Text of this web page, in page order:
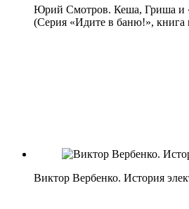
Юрий Смотров. Кеша, Гриша и
(Серия «Идите в баню!», книга
Виктор Вербенко. История